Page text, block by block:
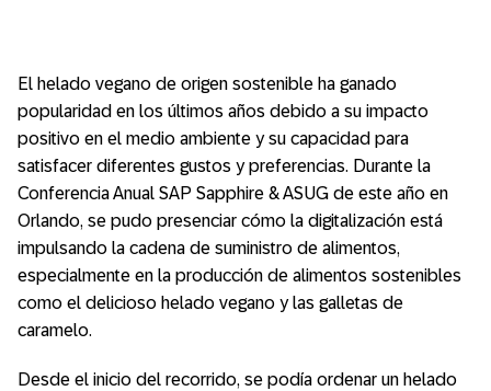
El helado vegano de origen sostenible ha ganado
popularidad en los últimos años debido a su impacto
positivo en el medio ambiente y su capacidad para
satisfacer diferentes gustos y preferencias. Durante la
Conferencia Anual SAP Sapphire & ASUG de este año en
Orlando, se pudo presenciar cómo la digitalización está
impulsando la cadena de suministro de alimentos,
especialmente en la producción de alimentos sostenibles
como el delicioso helado vegano y las galletas de
caramelo.
Desde el inicio del recorrido, se podía ordenar un helado